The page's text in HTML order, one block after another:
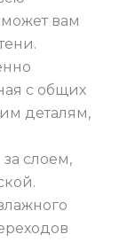
вам
с общих
деталям,
за слоем,